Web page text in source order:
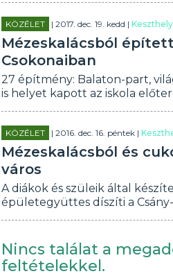
KÖZÉLET | 2017. dec. 19. kedd |Keszthely
Mézeskalácsból
Csokonaiban
27 építmény: Balaton-part,
is helyet kapott az iskola
KÖZÉLET | 2016. dec. 16. péntek |
Mézeskalácsból és
város
A diákok és szüleik által
épületegyüttes díszíti a
Nincs találat a
feltételekkel.